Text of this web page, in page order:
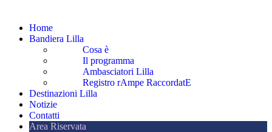
Home
Bandiera Lilla
Cosa è
Il programma
Ambasciatori Lilla
Registro rAmpe RaccordatE
Destinazioni Lilla
Notizie
Contatti
Area Riservata